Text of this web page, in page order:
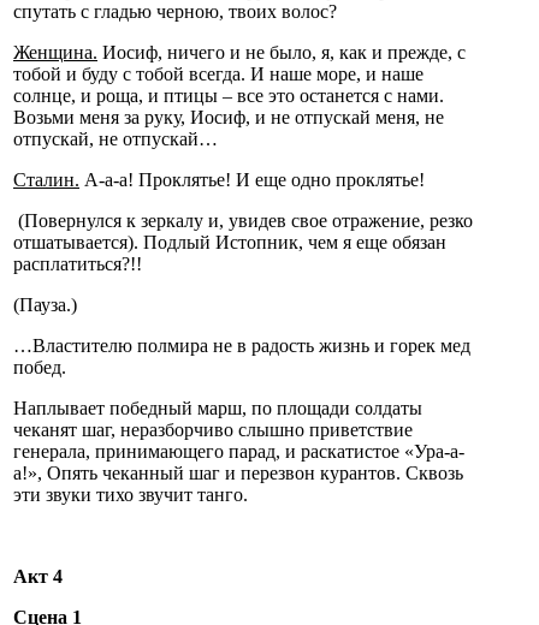
спутать с гладью черною, твоих волос?
Женщина. Иосиф, ничего и не было, я, как и прежде, с
тобой и буду с тобой всегда. И наше море, и наше
солнце, и роща, и птицы – все это останется с нами.
Возьми меня за руку, Иосиф, и не отпускай меня, не
отпускай, не отпускай…
Сталин. А-а-а! Проклятье! И еще одно проклятье!
(Повернулся к зеркалу и, увидев свое отражение, резко
отшатывается). Подлый Истопник, чем я еще обязан
расплатиться?!!
(Пауза.)
…Властителю полмира не в радость жизнь и горек мед
побед.
Наплывает победный марш, по площади солдаты
чеканят шаг, неразборчиво слышно приветствие
генерала, принимающего парад, и раскатистое «Ура-а-
а!», Опять чеканный шаг и перезвон курантов. Сквозь
эти звуки тихо звучит танго.
Акт 4
Сцена 1